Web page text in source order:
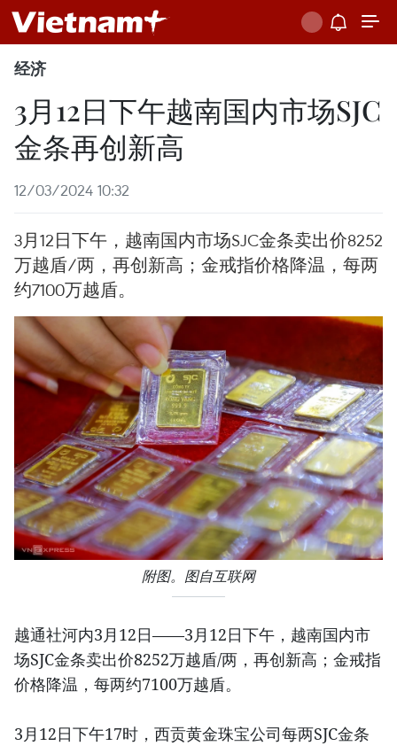
经济
3月12日下午越南国内市场SJC
金条再创新高
12/03/2024 10:32
3月12日下午，越南国内市场SJC金条卖出价8252
万越盾/两，再创新高；金戒指价格降温，每两
约7100万越盾。
附图。图自互联网
越通社河内3月12日——3月12日下午，越南国内市
场SJC金条卖出价8252万越盾/两，再创新高；金戒指
价格降温，每两约7100万越盾。
3月12日下午17时，西贡黄金珠宝公司每两SJC金条